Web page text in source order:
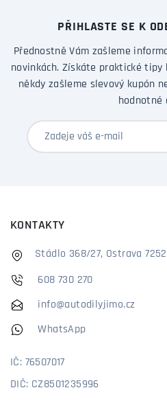
PŘIHLASTE SE K
Přednostně Vám zašleme
novinkách. Získáte praktické tipy
někdy zašleme slevový kupón
hodnotné
KONTAKTY
Stádlo 368/27, Ostrava
608 730 270
info@autodilyjimo.cz
WhatsApp
IČ: 76507017
DIČ: CZ8501235996